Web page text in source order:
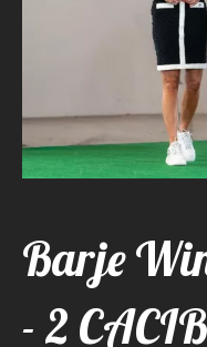
Barje
- 2